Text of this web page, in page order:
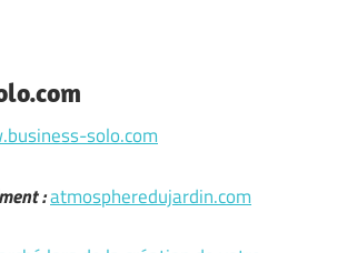
solo.com
:atmospheredujardin.com